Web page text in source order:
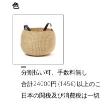
色
分割払い可、手数料無し
合計24000円 (145€) 以上の
日本の関税及び消費税は一切